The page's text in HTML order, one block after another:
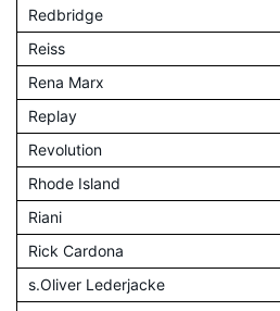
Redbridge
Reiss
Rena Marx
Replay
Revolution
Rhode Island
Riani
Rick Cardona
s.Oliver Lederjacke